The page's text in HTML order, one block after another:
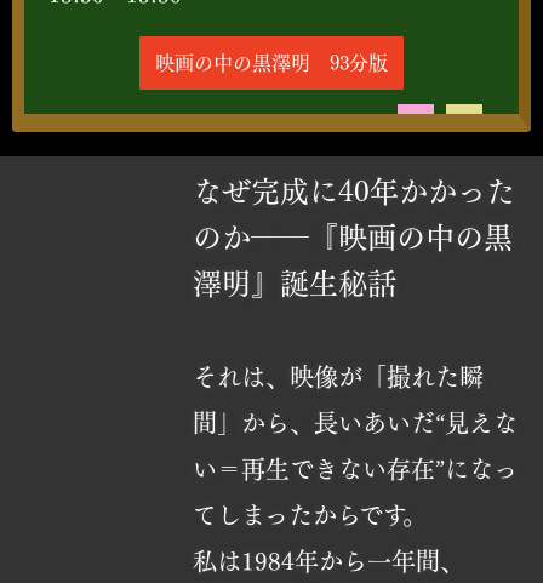
映画の中の黒澤明 93分版
なぜ完成に40年かかった
のか――『映画の中の黒
澤明』誕生秘話
それは、映像が「撮れた瞬
間」から、長いあいだ“見えな
い＝再生できない存在”になっ
てしまったからです。
私は1984年から一年間、